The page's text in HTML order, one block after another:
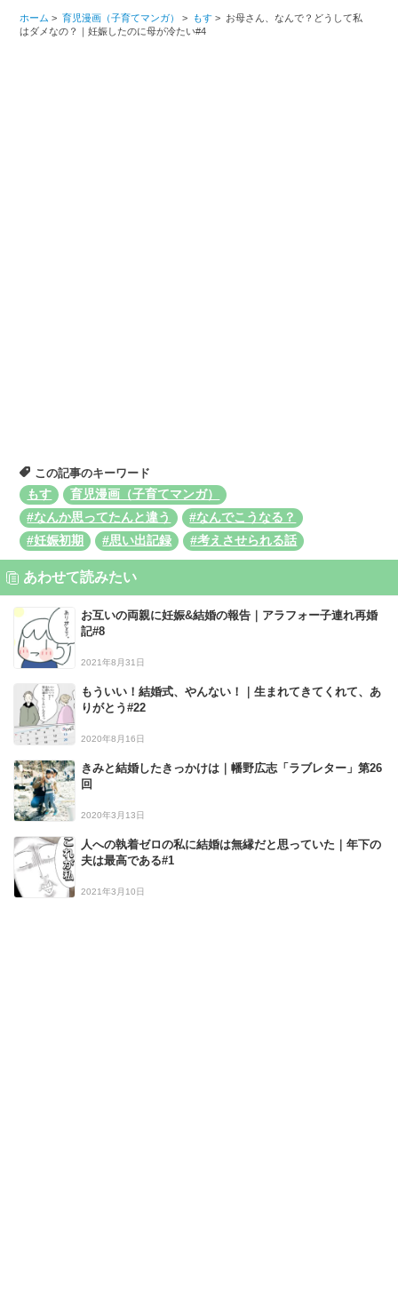
ホーム > 育児漫画（子育てマンガ） > もす > お母さん、なんで？どうして私
はダメなの？｜妊娠したのに母が冷たい#4
この記事のキーワード
もす
育児漫画（子育てマンガ）
#なんか思ってたんと違う
#なんでこうなる？
#妊娠初期
#思い出記録 #考えさせられる話
あわせて読みたい
お互いの両親に妊娠&結婚の報告｜アラフォー子連れ再婚
記#8
2021年8月31日
もういい！結婚式、やんない！｜生まれてきてくれて、あ
りがとう#22
2020年8月16日
きみと結婚したきっかけは｜幡野広志「ラブレター」第26
回
2020年3月13日
人への執着ゼロの私に結婚は無縁だと思っていた｜年下の
夫は最高である#1
2021年3月10日